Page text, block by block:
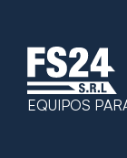
EQUIPOS